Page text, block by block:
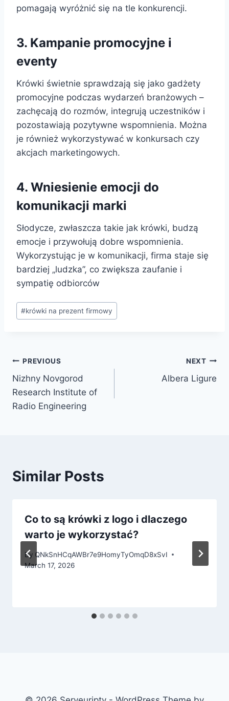
pomagają wyróżnić się na tle konkurencji.
3. Kampanie promocyjne i
eventy
Krówki świetnie sprawdzają się jako gadżety
promocyjne podczas wydarzeń branżowych –
zachęcają do rozmów, integrują uczestników i
pozostawiają pozytywne wspomnienia. Można
je również wykorzystywać w konkursach czy
akcjach marketingowych.
4. Wniesienie emocji do
komunikacji marki
Słodycze, zwłaszcza takie jak krówki, budzą
emocje i przywołują dobre wspomnienia.
Wykorzystując je w komunikacji, firma staje się
bardziej „ludzka”, co zwiększa zaufanie i
sympatię odbiorców
Post
Tags:
#krówki na prezent firmowy
Post
navigation
PREVIOUS
Nizhny Novgorod
Research Institute of
Radio Engineering
NEXT
Albera Ligure
Similar Posts
Co to są krówki z logo i dlaczego
warto je wykorzystać?
By QNkSnHCqAWBr7e9HomyTyOmqD8xSvI
March 17, 2026